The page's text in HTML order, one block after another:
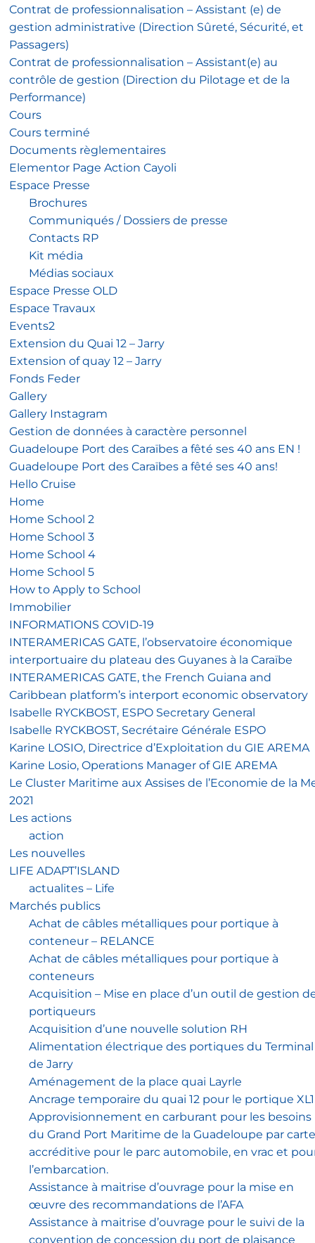
Contrat de professionnalisation – Assistant (e) de
gestion administrative (Direction Sûreté, Sécurité, et
Passagers)
Contrat de professionnalisation – Assistant(e) au
contrôle de gestion (Direction du Pilotage et de la
Performance)
Cours
Cours terminé
Documents règlementaires
Elementor Page Action Cayoli
Espace Presse
Brochures
Communiqués / Dossiers de presse
Contacts RP
Kit média
Médias sociaux
Espace Presse OLD
Espace Travaux
Events2
Extension du Quai 12 – Jarry
Extension of quay 12 – Jarry
Fonds Feder
Gallery
Gallery Instagram
Gestion de données à caractère personnel
Guadeloupe Port des Caraïbes a fêté ses 40 ans EN !
Guadeloupe Port des Caraïbes a fêté ses 40 ans!
Hello Cruise
Home
Home School 2
Home School 3
Home School 4
Home School 5
How to Apply to School
Immobilier
INFORMATIONS COVID-19
INTERAMERICAS GATE, l’observatoire économique
interportuaire du plateau des Guyanes à la Caraïbe
INTERAMERICAS GATE, the French Guiana and
Caribbean platform’s interport economic observatory
Isabelle RYCKBOST, ESPO Secretary General
Isabelle RYCKBOST, Secrétaire Générale ESPO
Karine LOSIO, Directrice d’Exploitation du GIE AREMA
Karine Losio, Operations Manager of GIE AREMA
Le Cluster Maritime aux Assises de l’Economie de la
2021
Les actions
action
Les nouvelles
LIFE ADAPT’ISLAND
actualites – Life
Marchés publics
Achat de câbles métalliques pour portique à
conteneur – RELANCE
Achat de câbles métalliques pour portique à
conteneurs
Acquisition – Mise en place d’un outil de gestion
portiqueurs
Acquisition d’une nouvelle solution RH
Alimentation électrique des portiques du Terminal
de Jarry
Aménagement de la place quai Layrle
Ancrage temporaire du quai 12 pour le portique XL1
Approvisionnement en carburant pour les besoins
du Grand Port Maritime de la Guadeloupe par carte
accréditive pour le parc automobile, en vrac et
l’embarcation.
Assistance à maitrise d’ouvrage pour la mise en
œuvre des recommandations de l’AFA
Assistance à maitrise d’ouvrage pour le suivi de la
convention de concession du port de plaisance